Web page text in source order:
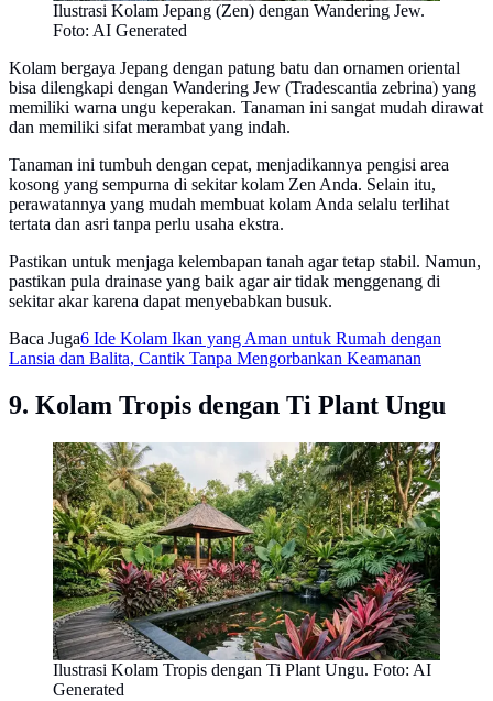
Ilustrasi Kolam Jepang (Zen) dengan Wandering Jew.
Foto: AI Generated
Kolam bergaya Jepang dengan patung batu dan ornamen oriental
bisa dilengkapi dengan Wandering Jew (Tradescantia zebrina) yang
memiliki warna ungu keperakan. Tanaman ini sangat mudah dirawat
dan memiliki sifat merambat yang indah.
Tanaman ini tumbuh dengan cepat, menjadikannya pengisi area
kosong yang sempurna di sekitar kolam Zen Anda. Selain itu,
perawatannya yang mudah membuat kolam Anda selalu terlihat
tertata dan asri tanpa perlu usaha ekstra.
Pastikan untuk menjaga kelembapan tanah agar tetap stabil. Namun,
pastikan pula drainase yang baik agar air tidak menggenang di
sekitar akar karena dapat menyebabkan busuk.
Baca Juga6 Ide Kolam Ikan yang Aman untuk Rumah dengan
Lansia dan Balita, Cantik Tanpa Mengorbankan Keamanan
9. Kolam Tropis dengan Ti Plant Ungu
Ilustrasi Kolam Tropis dengan Ti Plant Ungu. Foto: AI
Generated